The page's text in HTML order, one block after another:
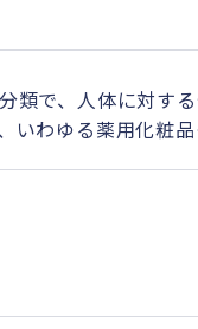
で、人体に対す
わゆる薬用化粧品